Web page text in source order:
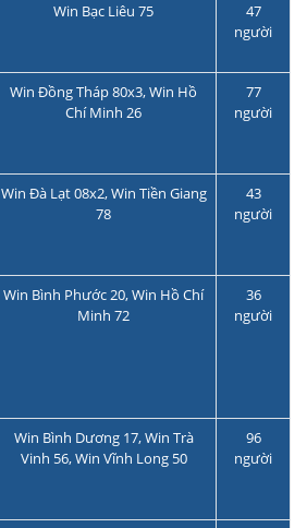
Win Bạc Liêu 75
47
người
Win Đồng Tháp 80x3, Win Hồ
Chí Minh 26
77
người
Win Đà Lạt 08x2, Win Tiền Giang
78
43
người
Win Bình Phước 20, Win Hồ Chí
Minh 72
36
người
Win Bình Dương 17, Win Trà
Vinh 56, Win Vĩnh Long 50
96
người